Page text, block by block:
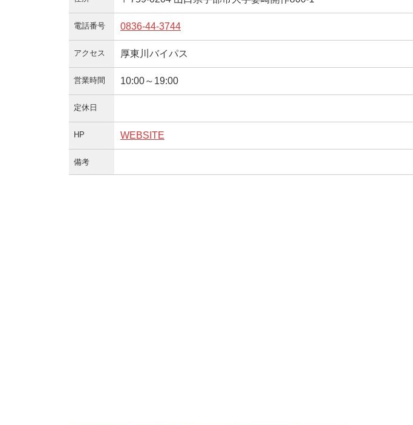
電話番号 0836-44-3744
アクセス 厚東川バイパス
営業時間 10:00～19:00
定休日
HP WEBSITE
備考